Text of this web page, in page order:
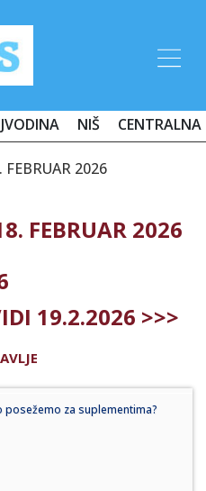
NIŠ CENTRALNA
FEBRUAR 2026
FEBRUAR 2026
19.2.2026 >>>
posežemo za suplementima?